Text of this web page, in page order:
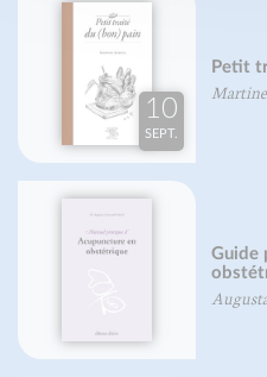
10
SEPT.
Petit
Guide